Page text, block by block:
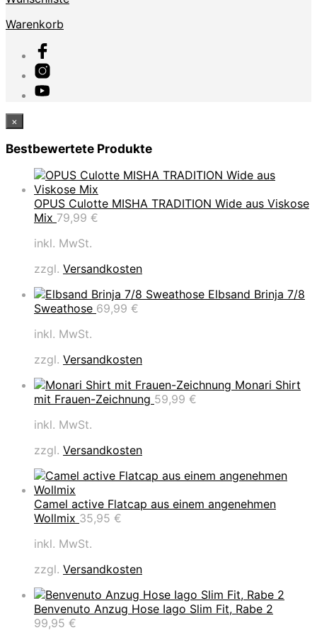
Warenkorb
×
Bestbewertete Produkte
OPUS Culotte MISHA TRADITION Wide aus Viskose
Mix 79,99 €
inkl. MwSt.
zzgl. Versandkosten
Elbsand Brinja 7/8
Sweathose 69,99 €
inkl. MwSt.
zzgl. Versandkosten
Monari Shirt
mit Frauen-Zeichnung 59,99 €
inkl. MwSt.
zzgl. Versandkosten
Camel active Flatcap aus einem angenehmen
Wollmix 35,95 €
inkl. MwSt.
zzgl. Versandkosten
Benvenuto Anzug Hose Iago Slim Fit, Rabe 2
99,95 €